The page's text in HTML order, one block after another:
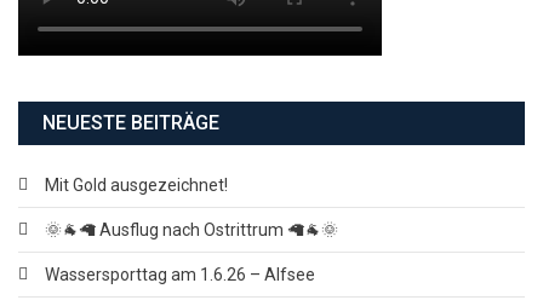
NEUESTE BEITRÄGE
Mit Gold ausgezeichnet!
🌞🐐🦙 Ausflug nach Ostrittrum 🦙🐐🌞
Wassersporttag am 1.6.26 – Alfsee